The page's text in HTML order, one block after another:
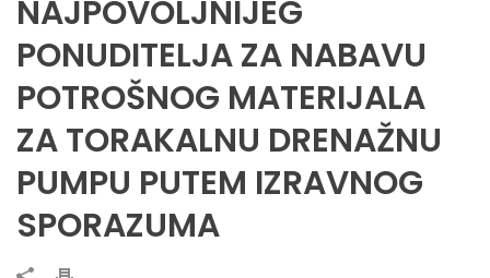
NAJPOVOLJNIJEG
PONUDITELJA ZA NABAVU
POTROŠNOG MATERIJALA
ZA TORAKALNU DRENAŽNU
PUMPU PUTEM IZRAVNOG
SPORAZUMA